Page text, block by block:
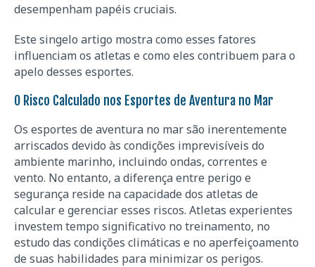
desempenham papéis cruciais.
Este singelo artigo mostra como esses fatores
influenciam os atletas e como eles contribuem para o
apelo desses esportes.
O Risco Calculado nos Esportes de Aventura no Mar
Os esportes de aventura no mar são inerentemente
arriscados devido às condições imprevisíveis do
ambiente marinho, incluindo ondas, correntes e
vento. No entanto, a diferença entre perigo e
segurança reside na capacidade dos atletas de
calcular e gerenciar esses riscos. Atletas experientes
investem tempo significativo no treinamento, no
estudo das condições climáticas e no aperfeiçoamento
de suas habilidades para minimizar os perigos.